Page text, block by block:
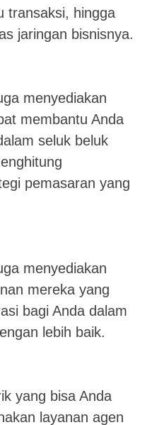
transaksi, hingga
jaringan bisnisnya.
menyediakan
membantu Anda
seluk beluk
pemasaran yang
menyediakan
mereka yang
bagi Anda dalam
lebih baik.
yang bisa Anda
layanan agen